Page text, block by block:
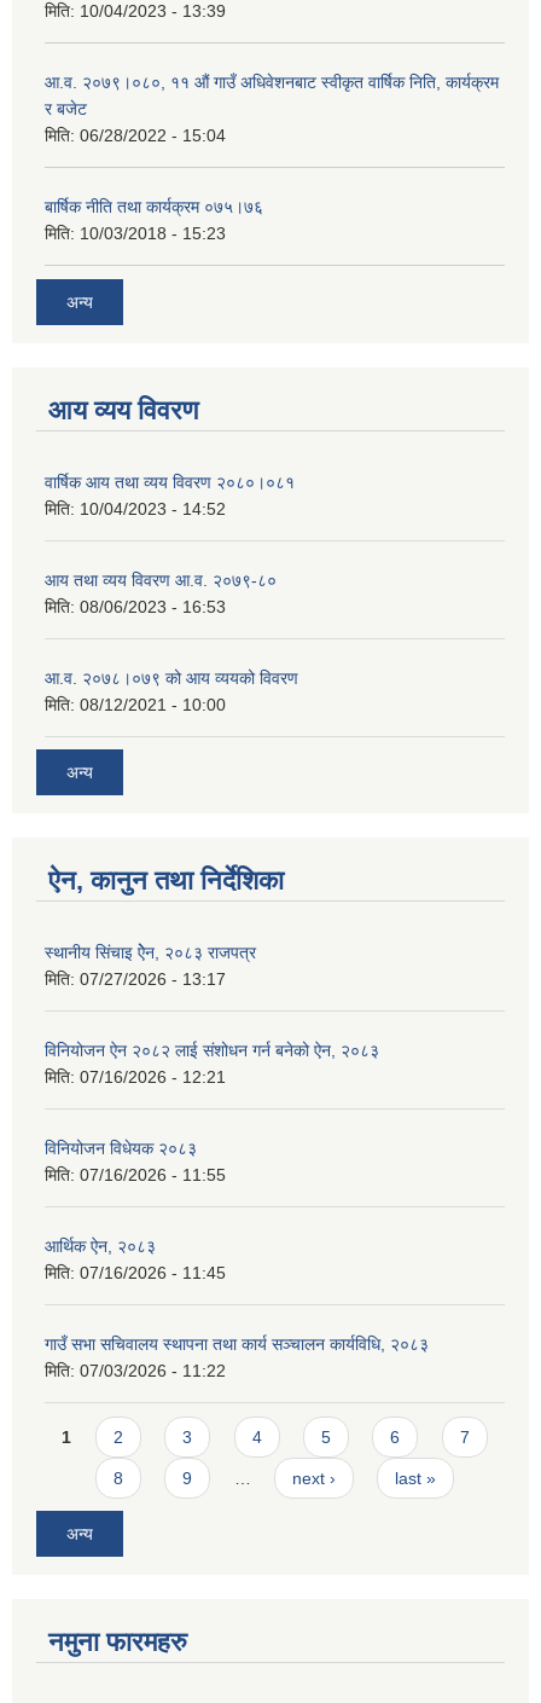
मिति: 10/04/2023 - 13:39
आ.व. २०७९।०८०, ११ औं गाउँ अधिवेशनबाट स्वीकृत वार्षिक निति, कार्यक्रम
र बजेट
मिति: 06/28/2022 - 15:04
बार्षिक नीति तथा कार्यक्रम ०७५।७६
मिति: 10/03/2018 - 15:23
अन्य
आय व्यय विवरण
वार्षिक आय तथा व्यय विवरण २०८०।०८१
मिति: 10/04/2023 - 14:52
आय तथा व्यय विवरण आ.व. २०७९-८०
मिति: 08/06/2023 - 16:53
आ.व. २०७८।०७९ को आय व्ययको विवरण
मिति: 08/12/2021 - 10:00
अन्य
ऐन, कानुन तथा निर्देशिका
स्थानीय सिंचाइ ऐेन, २०८३ राजपत्र
मिति: 07/27/2026 - 13:17
विनियोजन ऐन २०८२ लाई संशोधन गर्न बनेको ऐन, २०८३
मिति: 07/16/2026 - 12:21
विनियोजन विधेयक २०८३
मिति: 07/16/2026 - 11:55
आर्थिक ऐन, २०८३
मिति: 07/16/2026 - 11:45
गाउँ सभा सचिवालय स्थापना तथा कार्य सञ्चालन कार्यविधि, २०८३
मिति: 07/03/2026 - 11:22
Pages
1 2 3 4 5 6 7
8 9 next › last »
अन्य
नमुना फारमहरु